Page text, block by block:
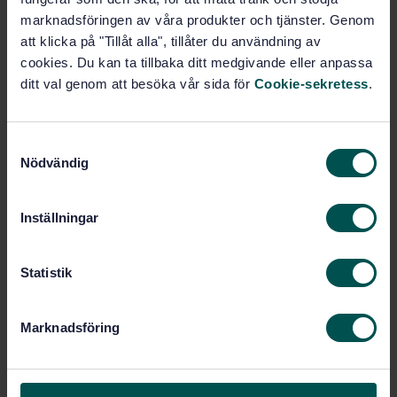
marknadsföringen av våra produkter och tjänster. Genom
att klicka på "Tillåt alla", tillåter du användning av
cookies. Du kan ta tillbaka ditt medgivande eller anpassa
ditt val genom att besöka vår sida för Cookie-sekretess.
Nödvändig
Inställningar
Statistik
Marknadsföring
PDF
Lägg i varukorgen
Fler alternativ
Språk:
Internationell titel:
Elsäkerhet i elektriska
starkströmsanläggningar för lågspänning
- Utrustning för provning, mätning och
övervakning av skyddsåtgärder - Del 13:
strömtänger och givare för mätning av
läckströmmar
Utgåva:1